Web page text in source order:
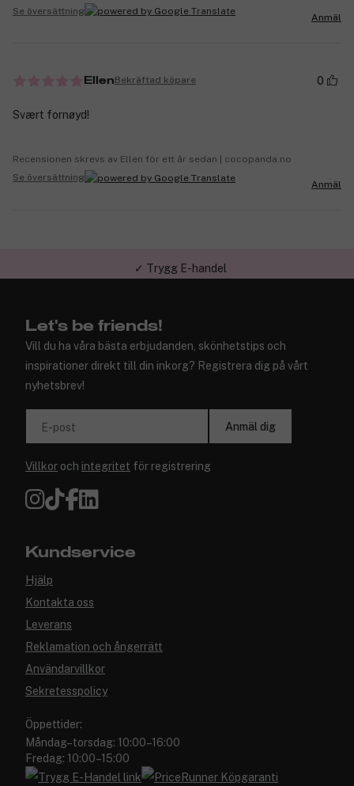
Se översättning
Anmäl
EllenBekräftad köpare 0
Svært fornøyd!
Recensionen skrevs av Ellen för ett år sedan | cocopanda.no
Se översättning
Anmäl
✓ Trygg E-handel
Let's be friends!
Vill du ha våra bästa erbjudanden, skönhetstips och
inspirationer direkt till din inkorg? Registrera dig på vårt
nyhetsbrev!
E-post Anmäl dig
Villkor och integritet för registrering
Kundservice
Hjälp
Kontakta oss
Leverans
Reklamation och ångerrätt
Användarvillkor
Sekretesspolicy
Öppettider:
Måndag–torsdag: 10:00–16:00
Fredag: 10:00–15:00